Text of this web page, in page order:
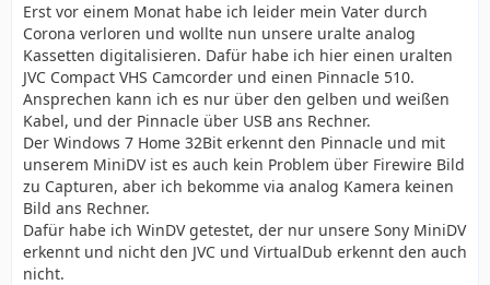
Erst vor einem Monat habe ich leider mein Vater durch
Corona verloren und wollte nun unsere uralte analog
Kassetten digitalisieren. Dafür habe ich hier einen uralten
JVC Compact VHS Camcorder und einen Pinnacle 510.
Ansprechen kann ich es nur über den gelben und weißen
Kabel, und der Pinnacle über USB ans Rechner.
Der Windows 7 Home 32Bit erkennt den Pinnacle und mit
unserem MiniDV ist es auch kein Problem über Firewire Bild
zu Capturen, aber ich bekomme via analog Kamera keinen
Bild ans Rechner.
Dafür habe ich WinDV getestet, der nur unsere Sony MiniDV
erkennt und nicht den JVC und VirtualDub erkennt den auch
nicht.